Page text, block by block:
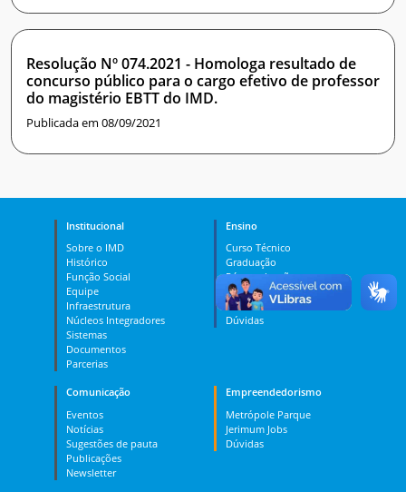
Resolução Nº 074.2021 - Homologa resultado de
concurso público para o cargo efetivo de professor
do magistério EBTT do IMD.
Publicada em 08/09/2021
Institucional
Sobre o IMD
Histórico
Função Social
Equipe
Infraestrutura
Núcleos Integradores
Sistemas
Documentos
Parcerias
Ensino
Curso Técnico
Graduação
Pós-graduação
PES
MOOC
Dúvidas
Comunicação
Eventos
Notícias
Sugestões de pauta
Publicações
Newsletter
Empreendedorismo
Metrópole Parque
Jerimum Jobs
Dúvidas